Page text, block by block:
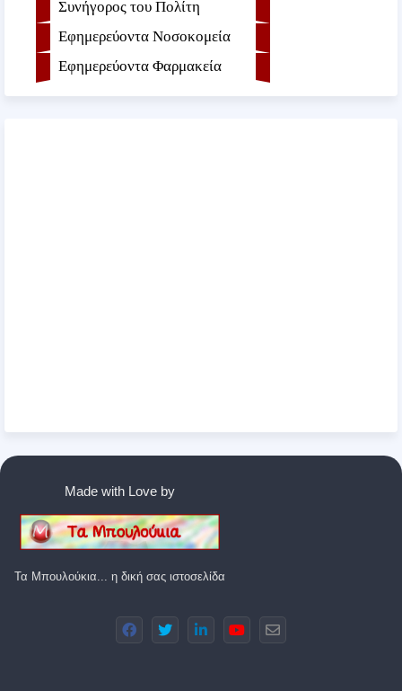
Συνήγορος του Πολίτη
Εφημερεύοντα Νοσοκομεία
Εφημερεύοντα Φαρμακεία
Made with Love by
Τα Μπουλούκια... η δική σας ιστοσελίδα